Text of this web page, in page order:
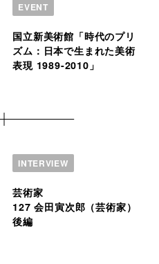
EVENT
国立新美術館「時代のプリ
ズム：日本で生まれた美術
表現 1989-2010」
INTERVIEW
芸術家
127 会田寅次郎（芸術家）
後編